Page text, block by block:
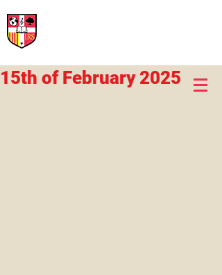
15th of February 2025